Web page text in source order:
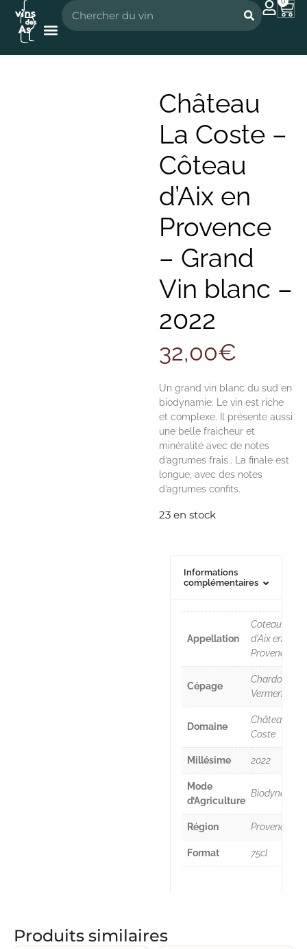
Château
La Coste –
Côteau
d’Aix en
Provence
– Grand
Vin blanc –
2022
32,00€
Un grand vin blanc du sud en
biodynamie. Le vin est riche
et complexe. Il présente aussi
une belle fraicheur et
minéralité avec de notes
d’agrumes frais.. La finale est
longue, avec des notes
d’agrumes confits.
23 en stock
Informations
complémentaires
Appellation
Coteaux
d'Aix en
Provence
Cépage
Chardonnay,
Vermentino
Domaine
Château La
Coste
Millésime 2022
Mode
d’Agriculture
Biodynamie
Région Provence
Format 75cl
Produits similaires